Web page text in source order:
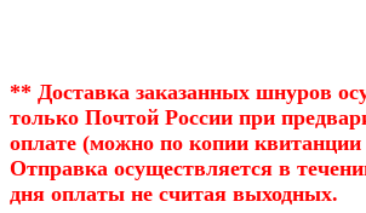
** Доставка заказанных шнуров
только Почтой России при
оплате (можно по копии квитанции
Отправка осуществляется в
дня оплаты не считая выходных.